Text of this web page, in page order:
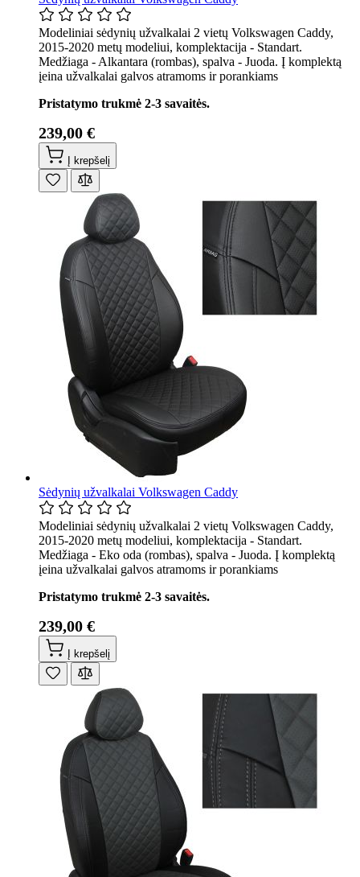
Modeliniai sėdynių užvalkalai 2 vietų Volkswagen Caddy,
2015-2020 metų modeliui, komplektacija - Standart.
Medžiaga - Alkantara (rombas), spalva - Juoda. Į komplektą
įeina užvalkalai galvos atramoms ir porankiams
Pristatymo trukmė 2-3 savaitės.
239,00 €
Į krepšelį
Sėdynių užvalkalai Volkswagen Caddy
Modeliniai sėdynių užvalkalai 2 vietų Volkswagen Caddy,
2015-2020 metų modeliui, komplektacija - Standart.
Medžiaga - Eko oda (rombas), spalva - Juoda. Į komplektą
įeina užvalkalai galvos atramoms ir porankiams
Pristatymo trukmė 2-3 savaitės.
239,00 €
Į krepšelį